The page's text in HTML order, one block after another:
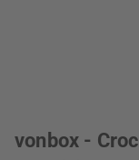
vonbox -